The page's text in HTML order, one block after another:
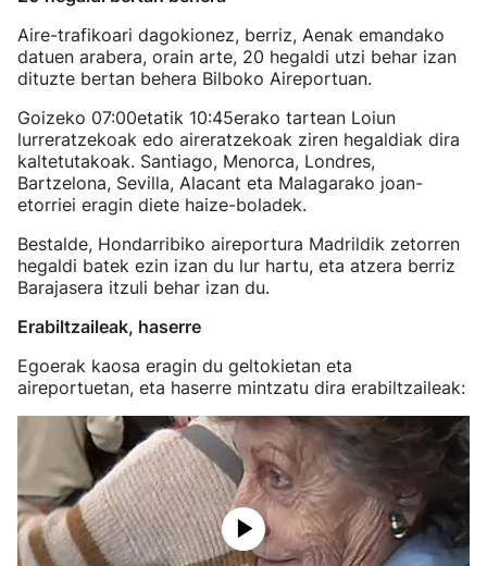
Aire-trafikoari dagokionez, berriz, Aenak emandako
datuen arabera, orain arte, 20 hegaldi utzi behar izan
dituzte bertan behera Bilboko Aireportuan.
Goizeko 07:00etatik 10:45erako tartean Loiun
lurreratzekoak edo aireratzekoak ziren hegaldiak dira
kaltetutakoak. Santiago, Menorca, Londres,
Bartzelona, Sevilla, Alacant eta Malagarako joan-
etorriei eragin diete haize-boladek.
Bestalde, Hondarribiko aireportura Madrildik zetorren
hegaldi batek ezin izan du lur hartu, eta atzera berriz
Barajasera itzuli behar izan du.
Erabiltzaileak, haserre
Egoerak kaosa eragin du geltokietan eta
aireportuetan, eta haserre mintzatu dira erabiltzaileak: